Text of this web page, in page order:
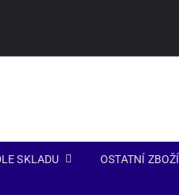
SKLADU OSTATNÍ ZBOŽÍ